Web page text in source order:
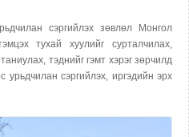
сэргийлэх зөвлөл Монгол
тухай хуулийг сурталчилах,
тэднийг гэмт хэрэг зөрчилд
урьдчилан сэргийлэх, иргэдийн эрх